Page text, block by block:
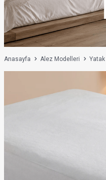
Anasayfa Alez Modelleri